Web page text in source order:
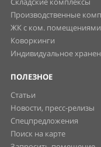
Производственные
ЖК с ком. помещениями
Коворкинги
Индивидуальное
ПОЛЕЗНОЕ
Статьи
Новости, пресс-релизы
Спецпредложения
Поиск на карте